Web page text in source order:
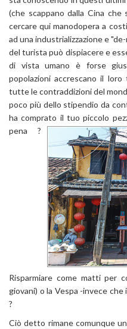
(che scappano dalla Cina
cercare qui manodopera a
ad una industrializzazione e
del turista può dispiacere e
di vista umano è forse
popolazioni accrescano il
tutte le contraddizioni del
poco più dello stipendio da
ha comprato il tuo piccolo
pena ?
Risparmiare come matti per
giovani) o la Vespa -invece
?
Ciò detto rimane comunque